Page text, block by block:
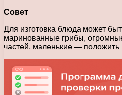
Совет
Для изготовка блюда может
маринованные грибы,
частей, маленькие — положить